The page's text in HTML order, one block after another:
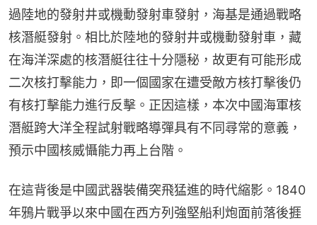
過陸地的發射井或機動發射車發射，海基是通過戰略
核潛艇發射。相比於陸地的發射井或機動發射車，藏
在海洋深處的核潛艇往往十分隱秘，故更有可能形成
二次核打擊能力，即一個國家在遭受敵方核打擊後仍
有核打擊能力進行反擊。正因這樣，本次中國海軍核
潛艇跨大洋全程試射戰略導彈具有不同尋常的意義，
預示中國核威懾能力再上台階。
在這背後是中國武器裝備突飛猛進的時代縮影。1840
年鴉片戰爭以來中國在西方列強堅船利炮面前落後捱